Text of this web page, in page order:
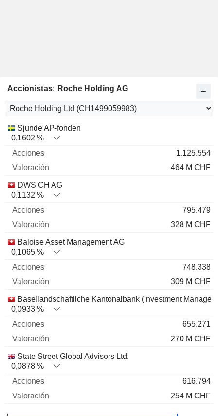
Accionistas: Roche Holding AG
Nombre Acciones %
Sjunde AP-fonden
0,1602 %
1.125.554
464 M CHF
DWS CH AG
0,1132 %
795.479
328 M CHF
Baloise Asset Management AG
0,1065 %
748.338
309 M CHF
Basellandschaftliche Kantonalbank (Investment
0,0933 %
655.271
270 M CHF
State Street Global Advisors Ltd.
0,0878 %
616.794
254 M CHF